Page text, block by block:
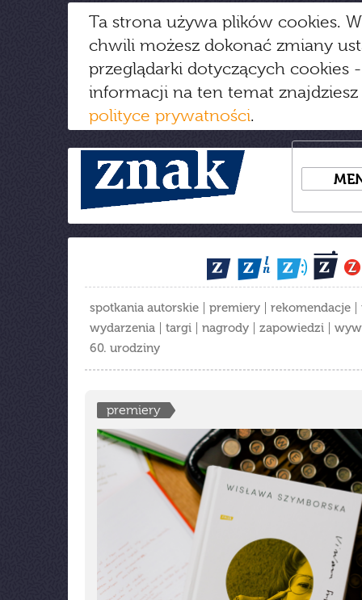
Ta strona używa plików cookies.
chwili możesz dokonać zmiany
przeglądarki dotyczących cookies
informacji na ten temat
polityce prywatności.
spotkania autorskie premiery rekomendacje
wydarzenia
targi nagrody zapowiedzi
60. urodziny
premiery